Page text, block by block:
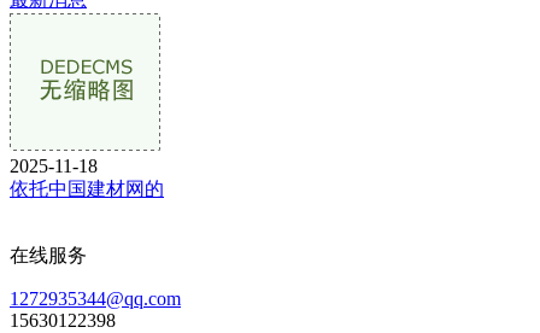
2025-11-18
依托中国建材网的
在线服务
1272935344@qq.com
15630122398